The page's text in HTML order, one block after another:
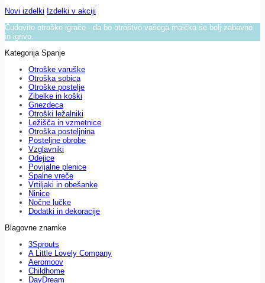
Novi izdelki Izdelki v akciji
Čudovite otroške igrače - da bo otroštvo vašega malčka še bolj zabavno
in igrivo.
Kategorija Spanje
Otroške varuške
Otroška sobica
Otroške postelje
Zibelke in koški
Gnezdeca
Otroški ležalniki
Ležišča in vzmetnice
Otroška posteljnina
Posteljne obrobe
Vzglavniki
Odejice
Povijalne plenice
Spalne vreče
Vrtiljaki in obešanke
Ninice
Nočne lučke
Dodatki in dekoracije
Blagovne znamke
3Sprouts
A Little Lovely Company
Aeromoov
Childhome
DayDream